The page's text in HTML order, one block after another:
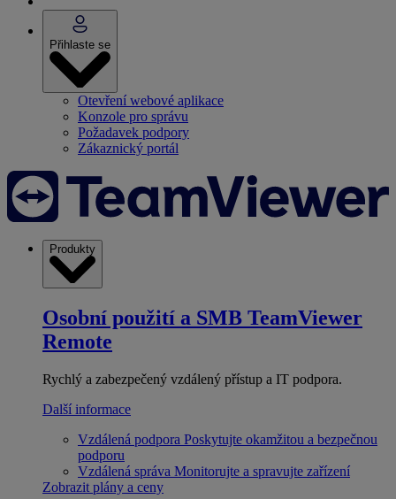
Přihlaste se
Otevření webové aplikace
Konzole pro správu
Požadavek podpory
Zákaznický portál
Produkty
Osobní použití a SMB TeamViewer
Remote
Rychlý a zabezpečený vzdálený přístup a IT podpora.
Další informace
Vzdálená podpora Poskytujte okamžitou a bezpečnou
podporu
Vzdálená správa Monitorujte a spravujte zařízení
Zobrazit plány a ceny